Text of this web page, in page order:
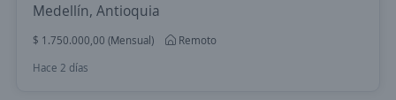
Medellín, Antioquia
$ 1.750.000,00 (Mensual)
Remoto
Hace 2 días